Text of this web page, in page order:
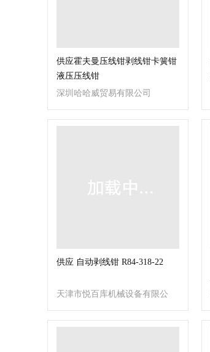
供应霍夫曼压线钳剥线钳卡簧钳
液压压线钳
深圳哈哈威贸易有限公司
供应 自动剥线钳 R84-318-22
天津市悦百库机械设备有限公
司